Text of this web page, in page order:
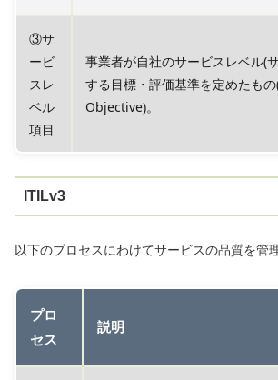
③サ
ービ
スレ
ベル
項目
事業者が自社のサービスレベル(
する目標・評価基準を定めたも
Objective)。
ITILv3
以下のプロセスにわけてサービスの品質を管
プロ
セス
説明